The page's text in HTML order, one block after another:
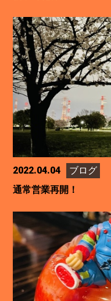
2022.04.04
ブログ
通常営業再開！